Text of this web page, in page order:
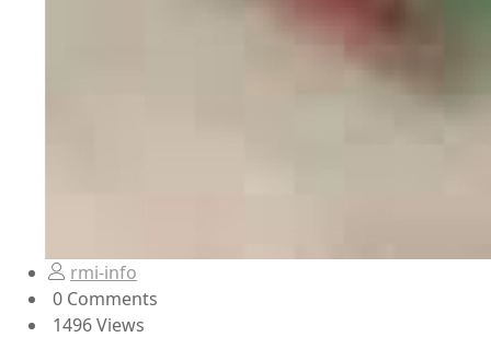
rmi-info
0 Comments
1496 Views